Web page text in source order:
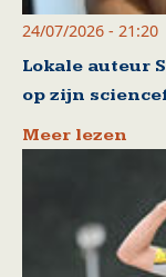
24/07/2026 - 21:20
Lokale auteur
op zijn
Meer lezen